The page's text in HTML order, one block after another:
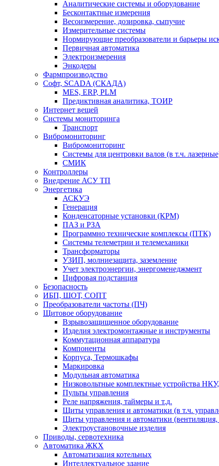
Аналитические системы и оборудование
Бесконтактные измерения
Весоизмерение, дозировка, сыпучие
Измерительные системы
Нормирующие преобразователи и барьеры
Первичная автоматика
Электроизмерения
Энкодеры
Фармпроизводство
Софт, SCADA (СКАДА)
MES, ERP, PLM
Предиктивная аналитика, ТОИР
Интернет вещей
Системы мониторинга
Транспорт
Вибромониторинг
Вибромониторинг
Системы для центровки валов (в т.ч.
СМИК
Контроллеры
Внедрение АСУ ТП
Энергетика
АСКУЭ
Генерация
Конденсаторные установки (КРМ)
ПАЗ и РЗА
Программно технические комплексы (ПТК)
Системы телеметрии и телемеханики
Трансформаторы
УЗИП, молниезащита, заземление
Учет электроэнергии, энергоменеджмент
Цифровая подстанция
Безопасность
ИБП, ШОТ, СОПТ
Преобразователи частоты (ПЧ)
Щитовое оборудование
Взрывозащищенное оборудование
Изделия электромонтажные и инструменты
Коммутационная аппаратура
Компоненты
Корпуса, Термошкафы
Маркировка
Модульная автоматика
Низковольтные комплектные устройства
Пульты управления
Реле напряжения, таймеры и т.д.
Щиты управления и автоматики (в т.ч.
Щиты управления и автоматики (вентиляция,
Электроустановочные изделия
Приводы, сервотехника
Автоматика ЖКХ
Автоматизация котельных
Интеллектуальное здание